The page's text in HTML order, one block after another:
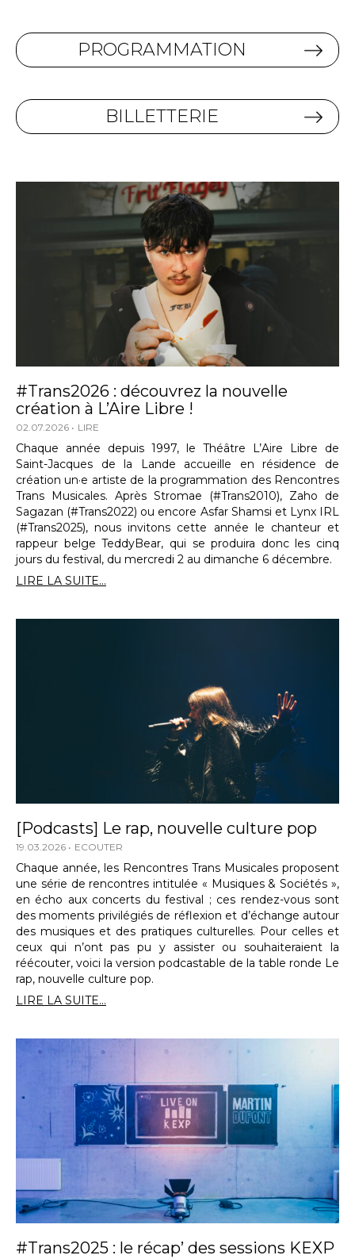
PROGRAMMATION
BILLETTERIE
#Trans2026 : découvrez la nouvelle
création à L’Aire Libre !
02.07.2026 LIRE
Chaque année depuis 1997, le Théâtre L’Aire Libre de
Saint-Jacques de la Lande accueille en résidence de
création un·e artiste de la programmation des Rencontres
Trans Musicales. Après Stromae (#Trans2010), Zaho de
Sagazan (#Trans2022) ou encore Asfar Shamsi et Lynx IRL
(#Trans2025), nous invitons cette année le chanteur et
rappeur belge TeddyBear, qui se produira donc les cinq
jours du festival, du mercredi 2 au dimanche 6 décembre.
LIRE LA SUITE...
[Podcasts] Le rap, nouvelle culture pop
19.03.2026 ECOUTER
Chaque année, les Rencontres Trans Musicales proposent
une série de rencontres intitulée « Musiques & Sociétés »,
en écho aux concerts du festival ; ces rendez-vous sont
des moments privilégiés de réflexion et d’échange autour
des musiques et des pratiques culturelles. Pour celles et
ceux qui n’ont pas pu y assister ou souhaiteraient la
réécouter, voici la version podcastable de la table ronde Le
rap, nouvelle culture pop.
LIRE LA SUITE...
#Trans2025 : le récap’ des sessions KEXP